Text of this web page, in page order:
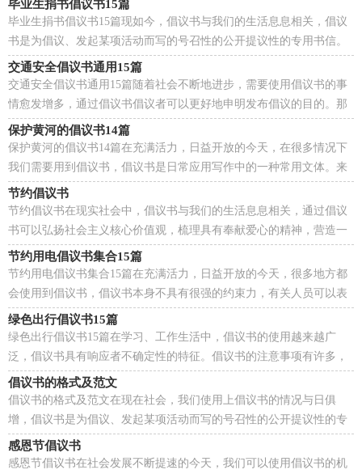
毕业生捐书倡议书15篇
毕业生捐书倡议书15篇现如今，倡议书与我们的生活息息相关，倡议
书是为倡议、发起某项活动而写的号召性的公开提议性的专用书信。
那么，怎么去写倡议书呢？以下是小编整理的毕业生捐...
交通安全倡议书通用15篇
交通安全倡议书通用15篇随着社会不断地进步，需要使用倡议书的事
情愈发增多，通过倡议书倡议者可以更好地申明发布倡议的目的。那
么，怎么去写倡议书呢？下面是小编为大家收集的交通...
保护黄河的倡议书14篇
保护黄河的倡议书14篇在充满活力，日益开放的今天，在很多情况下
我们需要用到倡议书，倡议书是日常应用写作中的一种常用文体。来
参考自己需要的倡议书吧！以下是小编收集整理的保护...
节约倡议书
节约倡议书在现实社会中，倡议书与我们的生活息息相关，通过倡议
书可以弘扬社会主义核心价值观，梳理具有奉献爱心的精神，营造一
个更美好和谐的社会。那要怎么写好倡议书呢？下面是小...
节约用电倡议书集合15篇
节约用电倡议书集合15篇在充满活力，日益开放的今天，很多地方都
会使用到倡议书，倡议书本身不具有很强的约束力，有关人员可以表
示响应，也可以不表示响应。还是对倡议书一筹莫展吗？以...
绿色出行倡议书15篇
绿色出行倡议书15篇在学习、工作生活中，倡议书的使用越来越广
泛，倡议书具有响应者不确定性的特征。倡议书的注意事项有许多，
你确定会写吗？以下是小编为大家整理的绿色出行倡议书...
倡议书的格式及范文
倡议书的格式及范文在现在社会，我们使用上倡议书的情况与日俱
增，倡议书是为倡议、发起某项活动而写的号召性的公开提议性的专
用书信。那么，怎么去写倡议书呢？以下是小编整理的倡...
感恩节倡议书
感恩节倡议书在社会发展不断提速的今天，我们可以使用倡议书的机